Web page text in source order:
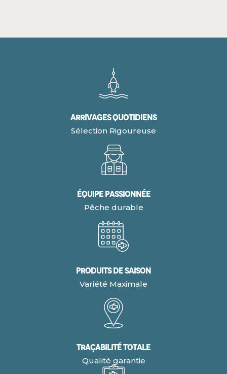
Arrivages quotidiens
Sélection Rigoureuse
Équipe Passionnée
Pêche durable
Produits de Saison
Variété Maximale
Traçabilité Totale
Qualité garantie